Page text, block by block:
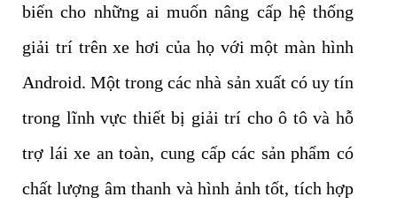
biến cho những ai muốn nâng cấp hệ thống
giải trí trên xe hơi của họ với một màn hình
Android. Một trong các nhà sản xuất có uy tín
trong lĩnh vực thiết bị giải trí cho ô tô và hỗ
trợ lái xe an toàn, cung cấp các sản phẩm có
chất lượng âm thanh và hình ảnh tốt, tích hợp